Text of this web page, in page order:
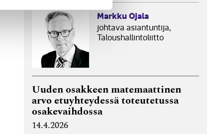
Markku Ojala
johtava asiantuntija,
Taloushallintoliitto
Uuden osakkeen matemaattinen
arvo etuyhteydessä toteutetussa
osakevaihdossa
14.4.2026